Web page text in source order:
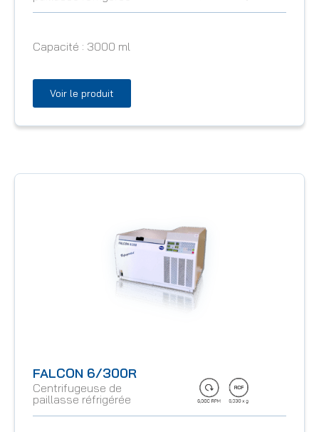
Capacité : 3000 ml
Voir le produit
FALCON 6/300R
Centrifugeuse de
paillasse réfrigérée